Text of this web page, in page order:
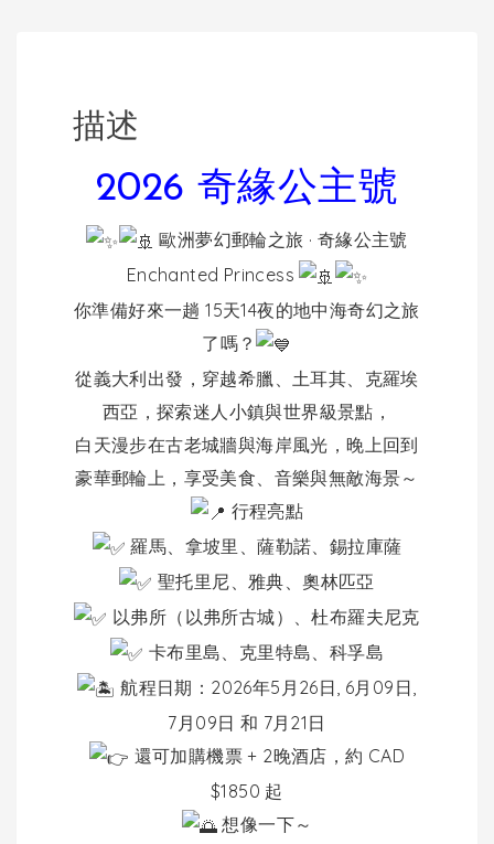
描述
2026 奇緣公主號
歐洲夢幻郵輪之旅 · 奇緣公主號
Enchanted Princess
你準備好來一趟 15天14夜的地中海奇幻之旅
了嗎？
從義大利出發，穿越希臘、土耳其、克羅埃
西亞，探索迷人小鎮與世界級景點，
白天漫步在古老城牆與海岸風光，晚上回到
豪華郵輪上，享受美食、音樂與無敵海景～
行程亮點
羅馬、拿坡里、薩勒諾、錫拉庫薩
聖托里尼、雅典、奧林匹亞
以弗所（以弗所古城）、杜布羅夫尼克
卡布里島、克里特島、科孚島
航程日期：2026年5月26日, 6月09日,
7月09日 和 7月21日
還可加購機票 + 2晚酒店，約 CAD
$1850 起
想像一下～